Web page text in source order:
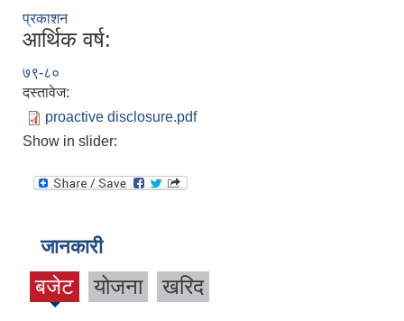
प्रकाशन
आर्थिक वर्ष:
७९-८०
दस्तावेज:
proactive disclosure.pdf
Show in slider:
जानकारी
बजेट योजना खरिद